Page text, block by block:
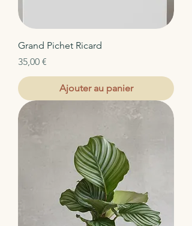
Grand Pichet Ricard
Prix
35,00 €
Ajouter au panier